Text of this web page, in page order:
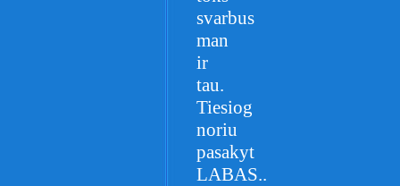
svarbus
man
ir
tau.
Tiesiog
noriu
pasakyt
LABAS..